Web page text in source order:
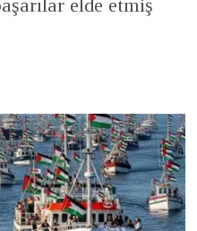
elde etmiş